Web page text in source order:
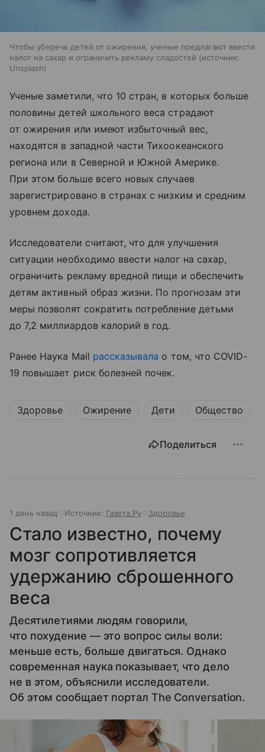
Чтобы уберечь детей от ожирения, ученые предлагают ввести
налог на сахар и ограничить рекламу сладостей
источник:
Unsplash
Ученые заметили, что 10 стран, в которых больше
половины детей школьного веса страдают
от ожирения или имеют избыточный вес,
находятся в западной части Тихоокеанского
региона или в Северной и Южной Америке.
При этом больше всего новых случаев
зарегистрировано в странах с низким и средним
уровнем дохода.
Исследователи считают, что для улучшения
ситуации необходимо ввести налог на сахар,
ограничить рекламу вредной пищи и обеспечить
детям активный образ жизни. По прогнозам эти
меры позволят сократить потребление детьми
до 7,2 миллиардов калорий в год.
Ранее Наука Mail рассказывала о том, что COVID-
19 повышает риск болезней почек.
Здоровье Ожирение Дети Общество
Поделиться
1 день назад Источник: Газета.Ру Здоровье
Стало известно, почему
мозг сопротивляется
удержанию сброшенного
веса
Десятилетиями людям говорили,
что похудение — это вопрос силы воли:
меньше есть, больше двигаться. Однако
современная наука показывает, что дело
не в этом, объяснили исследователи.
Об этом сообщает портал The Conversation.